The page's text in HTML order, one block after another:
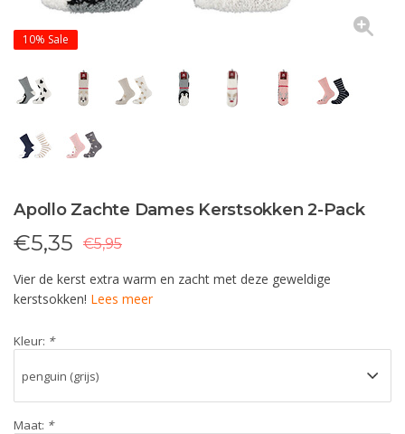
10% Sale
Apollo Zachte Dames Kerstsokken 2-Pack
€5,35 €5,95
Vier de kerst extra warm en zacht met deze geweldige
kerstsokken! Lees meer
Kleur: *
Maat: *